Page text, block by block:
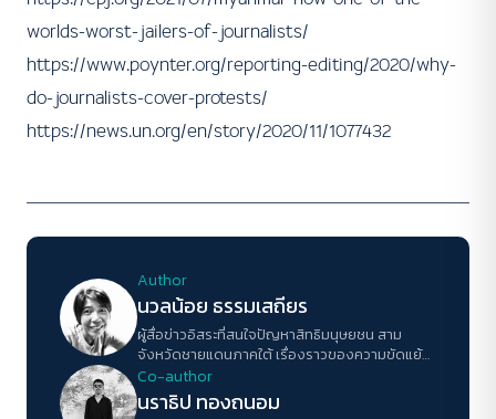
worlds-worst-jailers-of-journalists/
https://www.poynter.org/reporting-editing/2020/why-
do-journalists-cover-protests/
https://news.un.org/en/story/2020/11/1077432
Author
นวลน้อย ธรรมเสถียร
ผู้สื่อข่าวอิสระที่สนใจปัญหาสิทธิมนุษยชน สาม
จังหวัดชายแดนภาคใต้ เรื่องราวของความขัดแย้ง
และการสร้างสันติภาพ
Co-author
นราธิป ทองถนอม